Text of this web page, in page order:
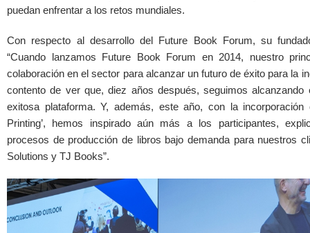
puedan enfrentar a los retos mundiales.
Con respecto al desarrollo del Future Book Forum, su
“Cuando lanzamos Future Book Forum en 2014, nuestro
colaboración en el sector para alcanzar un futuro de éxito para la
contento de ver que, diez años después, seguimos
exitosa plataforma. Y, además, este año, con la incorporación
Printing’, hemos inspirado aún más a los participantes,
procesos de producción de libros bajo demanda para nuestros
Solutions y TJ Books”.